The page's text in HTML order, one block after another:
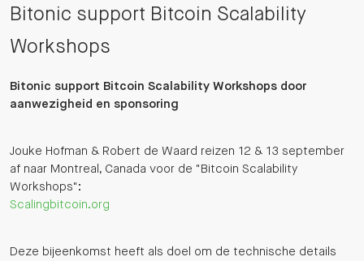
Bitonic support Bitcoin Scalability
Workshops
Bitonic support Bitcoin Scalability Workshops door
aanwezigheid en sponsoring
Jouke Hofman & Robert de Waard reizen 12 & 13 september
af naar Montreal, Canada voor de "Bitcoin Scalability
Workshops":
Scalingbitcoin.org
Deze bijeenkomst heeft als doel om de technische details